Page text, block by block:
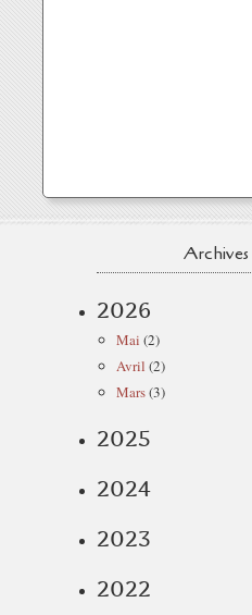
Archives
2026
Mai (2)
Avril (2)
Mars(3)
2025
2024
2023
2022